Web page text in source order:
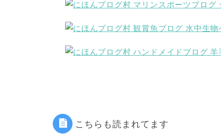
こちらも読まれてます